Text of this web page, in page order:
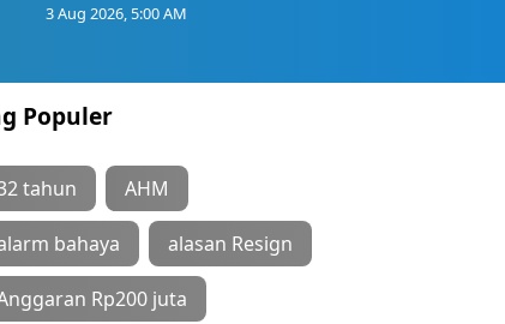
3 Aug 2026, 5:00 AM
Populer
tahun AHM
bahaya alasan Resign
Rp200 juta